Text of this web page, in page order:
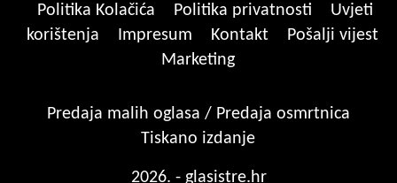
Politika Kolačića Politika privatnosti
Uvjeti
korištenja
Impresum Kontakt
Pošalji vijest
Marketing
Predaja malih oglasa / Predaja osmrtnica
Tiskano izdanje
2026. - glasistre.hr